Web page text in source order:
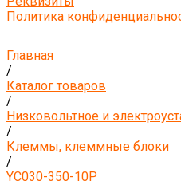
Политика
Главная
/
Каталог товаров
/
Низковольтное и
/
Клеммы, клеммные блоки
/
YC030-350-10P